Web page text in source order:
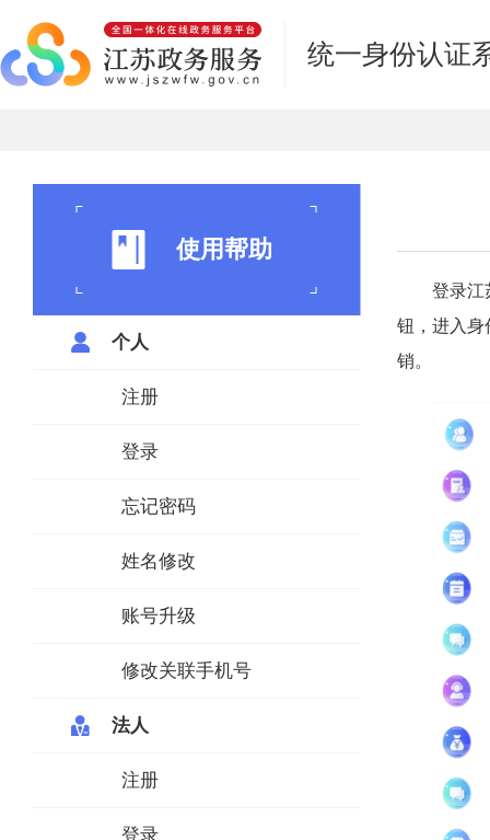
统一身份认证
使用帮助
个人
注册
登录
忘记密码
姓名修改
账号升级
修改关联手机号
法人
注册
登录
登录江
钮，进入身
销。